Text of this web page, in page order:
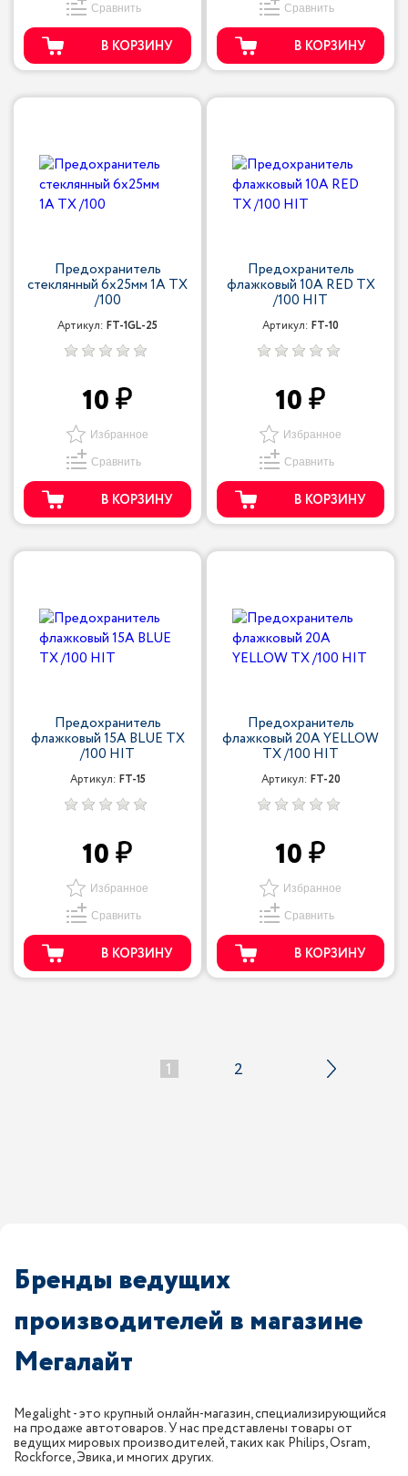
Сравнить
В КОРЗИНУ
Сравнить
В КОРЗИНУ
Предохранитель
стеклянный 6x25мм 1A TX
/100
Артикул: FT-1GL-25
10
Избранное
Сравнить
В КОРЗИНУ
Предохранитель
флажковый 10A RED TX
/100 HIT
Артикул: FT-10
10
Избранное
Сравнить
В КОРЗИНУ
Предохранитель
флажковый 15A BLUE TX
/100 HIT
Артикул: FT-15
10
Избранное
Сравнить
В КОРЗИНУ
Предохранитель
флажковый 20A YELLOW
TX /100 HIT
Артикул: FT-20
10
Избранное
Сравнить
В КОРЗИНУ
1 2
Бренды ведущих
производителей в магазине
Мегалайт
Megalight - это крупный онлайн-магазин, специализирующийся
на продаже автотоваров. У нас представлены товары от
ведущих мировых производителей, таких как Philips, Osram,
Rockforce, Эвика, и многих других.